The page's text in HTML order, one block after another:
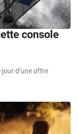
console
d’une offre